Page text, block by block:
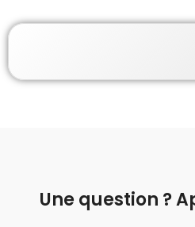
Une question ?